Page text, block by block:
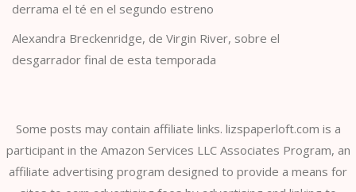
derrama el té en el segundo estreno
Alexandra Breckenridge, de Virgin River, sobre el
desgarrador final de esta temporada
Some posts may contain affiliate links. lizspaperloft.com is a
participant in the Amazon Services LLC Associates Program, an
affiliate advertising program designed to provide a means for